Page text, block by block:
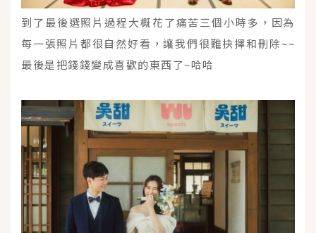
到了最後選照片過程大概花了痛苦三個小時多，因為
每一張照片都很自然好看，讓我們很難抉擇和刪除~~
最後是把錢錢變成喜歡的東西了~哈哈